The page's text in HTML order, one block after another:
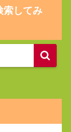
索してみ